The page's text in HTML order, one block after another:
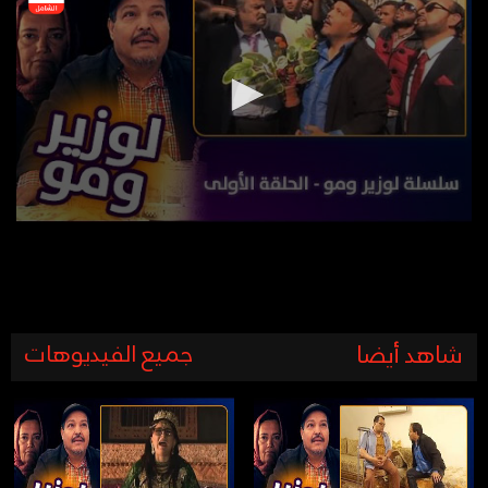
جميع الفيديوهات شاهد أيضا